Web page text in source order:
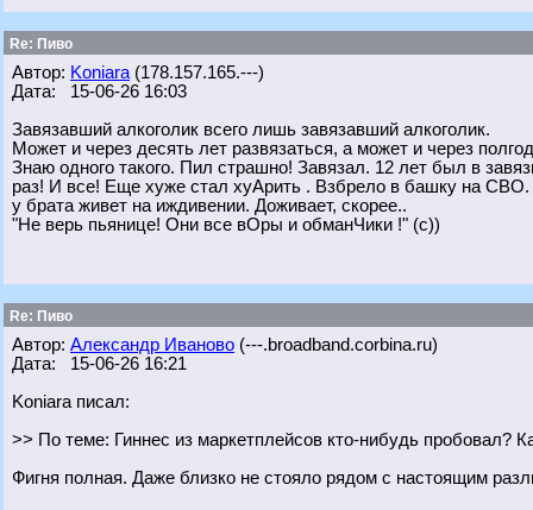
Re: Пиво
Автор: Koniara (178.157.165.---)
Дата: 15-06-26 16:03
Завязавший алкоголик всего лишь завязавший алкоголик.
Может и через десять лет развязаться, а может и через
Знаю одного такого. Пил страшно! Завязал. 12 лет был в
раз! И все! Еще хуже стал хуАрить . Взбрело в башку на СВО.
у брата живет на иждивении. Доживает, скорее..
"Не верь пьянице! Они все вОры и обманЧики !" (с))
Re: Пиво
Автор: Александр Иваново (---.broadband.corbina.ru)
Дата: 15-06-26 16:21
Koniara писал:
>> По теме: Гиннес из маркетплейсов кто-нибудь пробовал?
Фигня полная. Даже близко не стояло рядом с настоящим